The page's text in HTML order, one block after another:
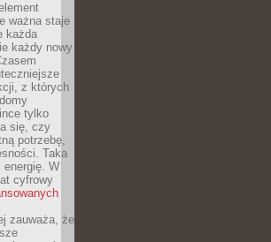
ważna staje
każda
każdy nowy
z których
tylko
się, czy
potrzebę,
Taka
energię. W
cyfrowy
zauważa, że